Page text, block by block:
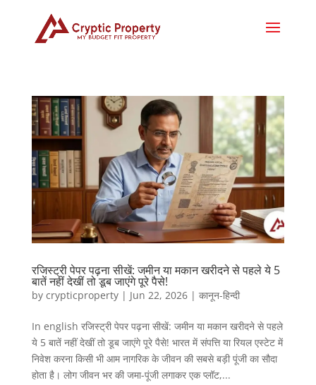
रजिस्ट्री पेपर पढ़ना सीखें: जमीन या मकान खरीदने से पहले ये 5
बातें नहीं देखीं तो डूब जाएंगे पूरे पैसे!
by crypticproperty| Jun 22, 2026| कानून-हिन्दी
In english रजिस्ट्री पेपर पढ़ना सीखें: जमीन या मकान खरीदने से पहले
ये 5 बातें नहीं देखीं तो डूब जाएंगे पूरे पैसे! भारत में संपत्ति या रियल एस्टेट में
निवेश करना किसी भी आम नागरिक के जीवन की सबसे बड़ी पूंजी का सौदा
होता है। लोग जीवन भर की जमा-पूंजी लगाकर एक प्लॉट,...